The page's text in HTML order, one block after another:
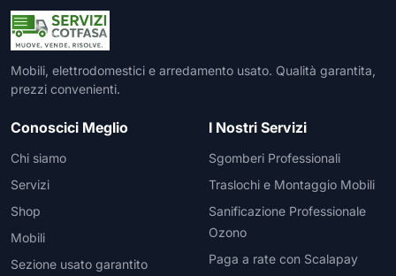
Mobili, elettrodomestici e arredamento usato. Qualità garantita,
prezzi convenienti.
Conoscici Meglio
Chi siamo
Servizi
Shop
Mobili
Sezione usato garantito
I Nostri Servizi
Sgomberi Professionali
Traslochi e Montaggio Mobili
Sanificazione Professionale
Ozono
Paga a rate con Scalapay